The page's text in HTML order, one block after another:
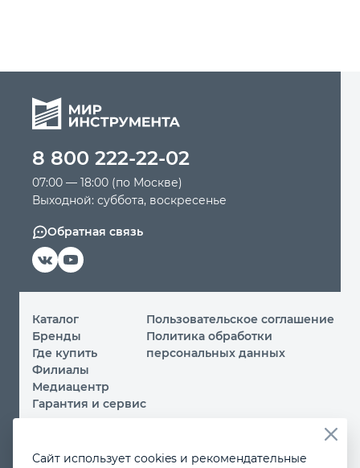
Силовое оборудование
Крепежный инструмент
Режущий инструмент
8 800 222-22-02
07:00 — 18:00 (по Москве)
Выходной: суббота, воскресенье
Обратная связь
Каталог
Бренды
Где купить
Филиалы
Медиацентр
Гарантия и сервис
Пользовательское соглашение
Политика обработки
персональных данных
Сайт использует cookies и рекомендательные